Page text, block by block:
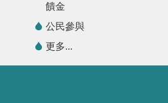
饋金
公民參與
更多...